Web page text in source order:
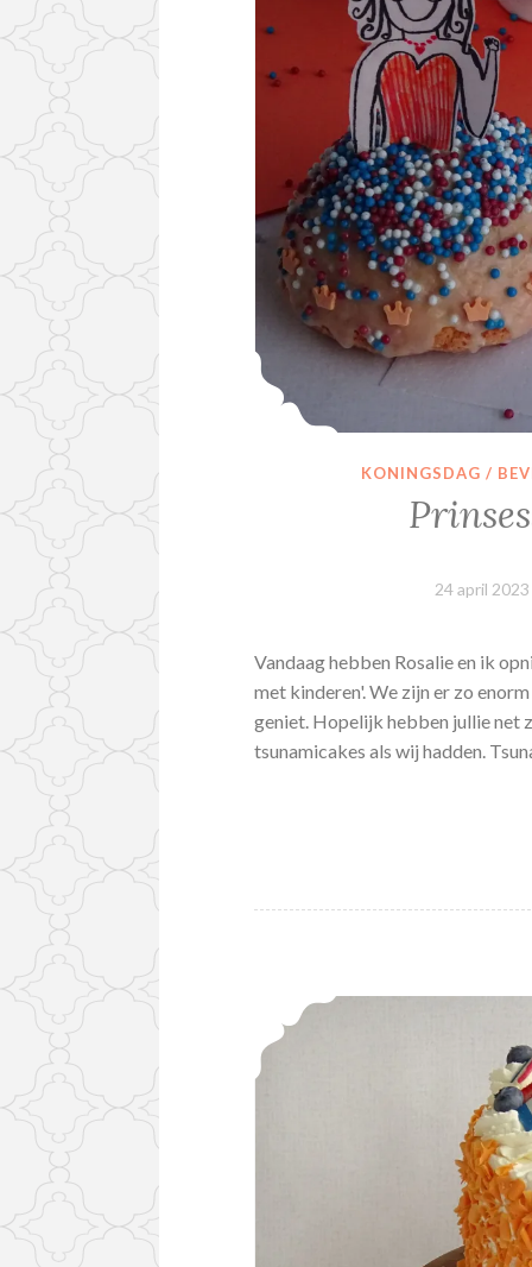
KONINGSDAG /
24 april 2023
Vandaag hebben Rosalie en ik
met kinderen'. We zijn er zo
geniet. Hopelijk hebben jullie net
tsunamicakes als wij hadden.